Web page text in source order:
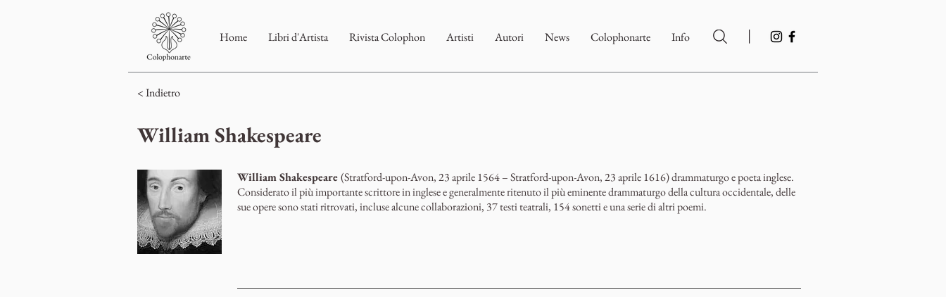
Home Libri d'Artista Rivista Colophon Artisti Autori News Colophonarte Info |
< Indietro
William Shakespeare
William Shakespeare(Stratford-upon-Avon, 23 aprile 1564 – Stratford-upon-Avon, 23 aprile 1616) drammaturgo e poeta inglese.
Considerato il più importante scrittore in inglese e generalmente ritenuto il più eminente drammaturgo della cultura occidentale, delle
sue opere sono stati ritrovati, incluse alcune collaborazioni, 37 testi teatrali, 154 sonetti e una serie di altri poemi.